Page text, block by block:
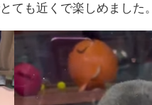
ても近くで楽しめました。